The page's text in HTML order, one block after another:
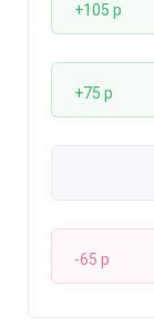
+105 p
+75 p
-65 p